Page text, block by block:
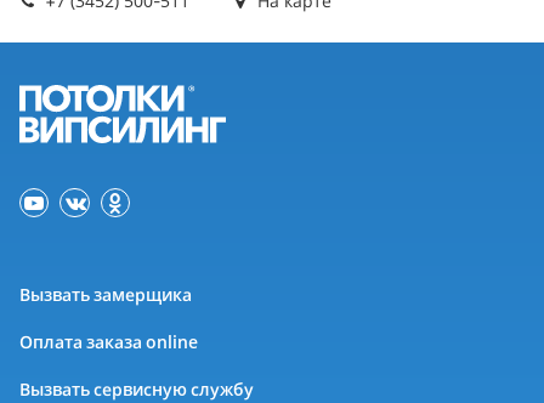
Вызвать замерщика
Оплата заказа online
Вызвать сервисную службу